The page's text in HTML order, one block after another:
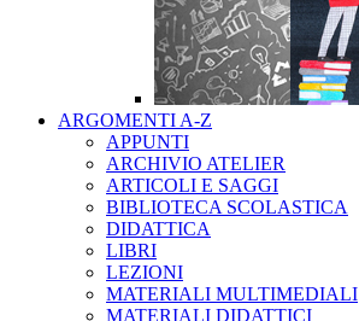
ARGOMENTI A-Z
APPUNTI
ARCHIVIO ATELIER
ARTICOLI E SAGGI
BIBLIOTECA SCOLASTICA
DIDATTICA
LIBRI
LEZIONI
MATERIALI MULTIMEDIALI
MATERIALI DIDATTICI